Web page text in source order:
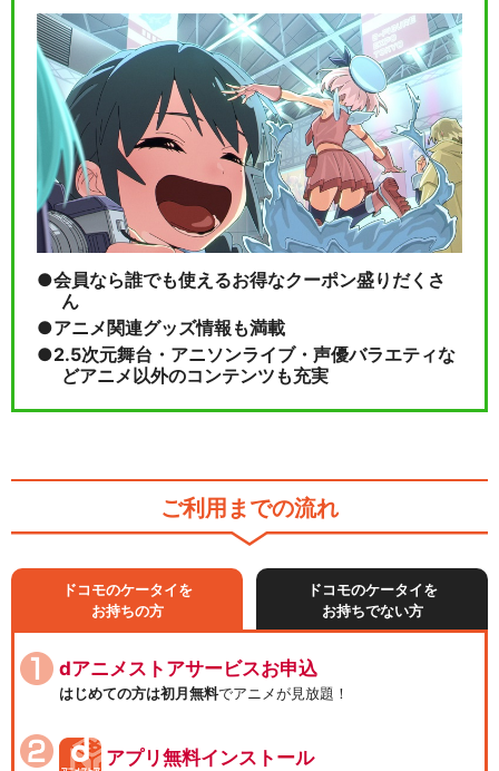
会員なら誰でも使えるお得なクーポン盛りだくさ
ん
アニメ関連グッズ情報も満載
2.5次元舞台・アニソンライブ・声優バラエティな
どアニメ以外のコンテンツも充実
ご利用までの流れ
ドコモのケータイを
お持ちの方
ドコモのケータイを
お持ちでない方
dアニメストアサービスお申込
はじめての方は初月無料でアニメが見放題！
アプリ無料インストール